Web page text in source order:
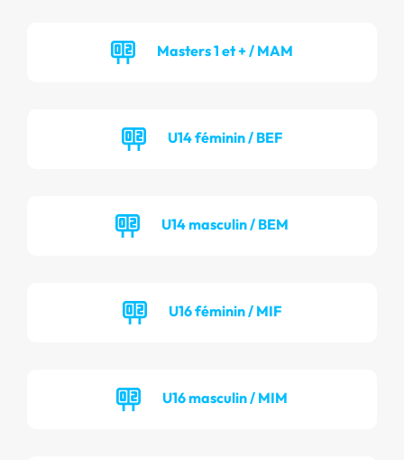
Masters 1 et + / MAM
U14 féminin / BEF
U14 masculin / BEM
U16 féminin / MIF
U16 masculin / MIM